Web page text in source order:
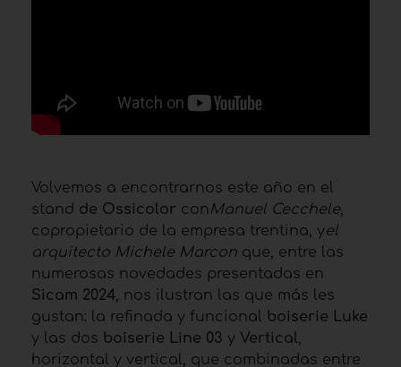
Volvemos a encontrarnos este año en el
stand de Ossicolor conManuel Cecchele,
copropietario de la empresa trentina, yel
arquitecto Michele Marcon que, entre las
numerosas novedades presentadas en
Sicam 2024, nos ilustran las que más les
gustan: la refinada y funcional boiserie Luke
y las dos boiserie Line 03 y Vertical,
horizontal y vertical, que combinadas entre